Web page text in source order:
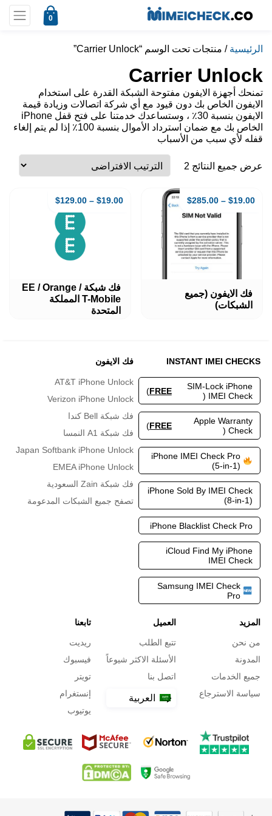
0
الرئيسية / منتجات تحت الوسم “Carrier Unlock”
Carrier Unlock
تمنحك أجهزة الايفون مفتوحة الشبكة القدرة على استخدام
الايفون الخاص بك دون قيود مع أي شركة اتصالات وزيادة قيمة
الايفون بنسبة 30٪ ، وستساعدك خدمتنا على فتح قفل iPhone
الخاص بك مع ضمان استرداد الأموال بنسبة 100٪ إذا لم يتم إلغاء
قفله لأي سبب من الأسباب
عرض جميع النتائج 2
فك الايفون (جميع
الشبكات)
$19.00
–
$285.00
العديد
من
يمكن
اختيار
الخيارات
على
صفحة
المنتج
فك شبكة EE / Orange /
T-Mobile المملكة
المتحدة
$19.00
–
$129.00
هناك
العديد
من
يمكن
اختيار
الخيارات
على
صفحة
المنتج
INSTANT IMEI CHECKS
SIM-Lock iPhone
IMEI Check (
FREE
)
Apple Warranty
Check (
FREE
)
iPhone IMEI Check Pro
(5-in-1)
iPhone Sold By IMEI Check
(8-in-1)
iPhone Blacklist Check Pro
iCloud Find My iPhone
IMEI Check
Samsung IMEI Check
Pro
فك الايفون
AT&T iPhone Unlock
Verizon iPhone Unlock
فك شبكة Bell كندا
فك شبكة A1 النمسا
Japan Softbank iPhone Unlock
EMEA iPhone Unlock
فك شبكة Zain السعودية
تصفح جميع الشبكات المدعومة
المزيد
من نحن
المدونة
جميع الخدمات
سياسة الاسترجاع
العميل
تتبع الطلب
الأسئلة الاكثر شيوعاً
اتصل بنا
العربية
تابعنا
ريديت
فيسبوك
تويتر
إنستغرام
يوتيوب